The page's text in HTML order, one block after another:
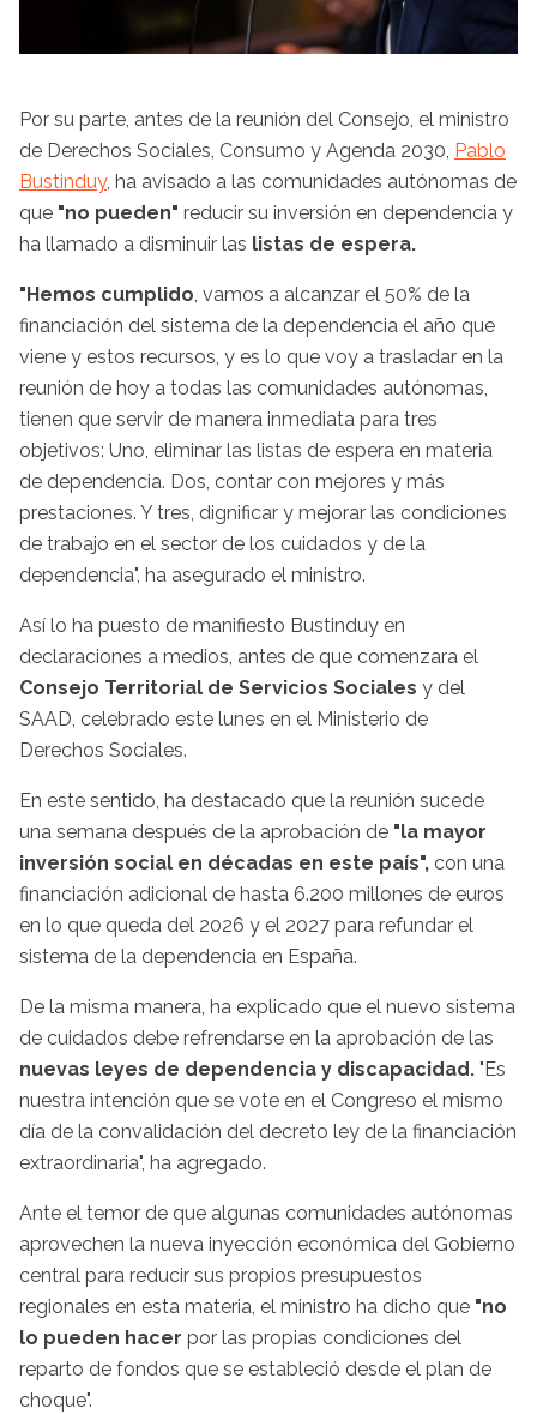
Por su parte, antes de la reunión del Consejo, el ministro
de Derechos Sociales, Consumo y Agenda 2030, Pablo
Bustinduy, ha avisado a las comunidades autónomas de
que "no pueden" reducir su inversión en dependencia y
ha llamado a disminuir las listas de espera.
"Hemos cumplido, vamos a alcanzar el 50% de la
financiación del sistema de la dependencia el año que
viene y estos recursos, y es lo que voy a trasladar en la
reunión de hoy a todas las comunidades autónomas,
tienen que servir de manera inmediata para tres
objetivos: Uno, eliminar las listas de espera en materia
de dependencia. Dos, contar con mejores y más
prestaciones. Y tres, dignificar y mejorar las condiciones
de trabajo en el sector de los cuidados y de la
dependencia", ha asegurado el ministro.
Así lo ha puesto de manifiesto Bustinduy en
declaraciones a medios, antes de que comenzara el
Consejo Territorial de Servicios Sociales y del
SAAD, celebrado este lunes en el Ministerio de
Derechos Sociales.
En este sentido, ha destacado que la reunión sucede
una semana después de la aprobación de "la mayor
inversión social en décadas en este país", con una
financiación adicional de hasta 6.200 millones de euros
en lo que queda del 2026 y el 2027 para refundar el
sistema de la dependencia en España.
De la misma manera, ha explicado que el nuevo sistema
de cuidados debe refrendarse en la aprobación de las
nuevas leyes de dependencia y discapacidad. "Es
nuestra intención que se vote en el Congreso el mismo
día de la convalidación del decreto ley de la financiación
extraordinaria", ha agregado.
Ante el temor de que algunas comunidades autónomas
aprovechen la nueva inyección económica del Gobierno
central para reducir sus propios presupuestos
regionales en esta materia, el ministro ha dicho que "no
lo pueden hacer por las propias condiciones del
reparto de fondos que se estableció desde el plan de
choque".